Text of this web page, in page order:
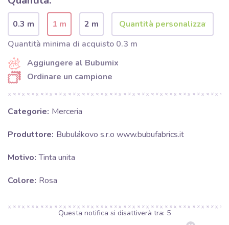
0.3 m 1 m
2 m
Quantità minima di acquisto 0.3 m
Aggiungere al Bubumix
Ordinare un campione
Categorie: Merceria
Produttore: Bubulákovo s.r.o www.bubufabrics.it
Motivo: Tinta unita
Colore: Rosa
Questa notifica si disattiverà tra: 4